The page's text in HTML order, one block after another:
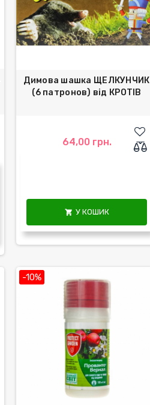
Димова шашка ЩЕЛКУНЧИК
(6 патронов) від КРОТІВ
64,00 грн.
 У КОШИК
-10%